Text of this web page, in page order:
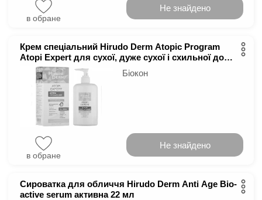
в обране
Не знайдено
Крем спеціальний Hirudo Derm Atopic Program
Аtopi Expert для сухої, дуже сухої і схильної до
атопії шкіри 400 мл
Біокон
в обране
Не знайдено
Сироватка для обличчя Hirudo Derm Anti Age Bio-
active serum активна 22 мл